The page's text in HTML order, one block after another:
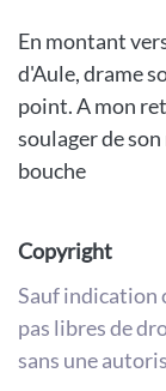
En montant
d'Aule, drame
point. A mon
soulager de
bouche
Copyright
Sauf indication
pas libres de
sans une